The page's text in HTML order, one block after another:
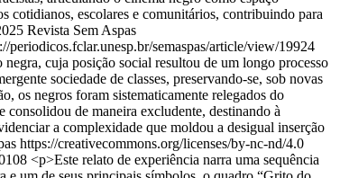
cotidianos, escolares e comunitários, contribuindo para
Revista Sem Aspas
periodicos.fclar.unesp.br/semaspas/article/view/19924
cuja posição social resultou de um longo processo
sociedade de classes, preservando-se, sob novas
os negros foram sistematicamente relegados do
consolidou de maneira excludente, destinando à
a complexidade que moldou a desigual inserção
https://creativecommons.org/licenses/by-nc-nd/4.0
<p>Este relato de experiência narra uma sequência